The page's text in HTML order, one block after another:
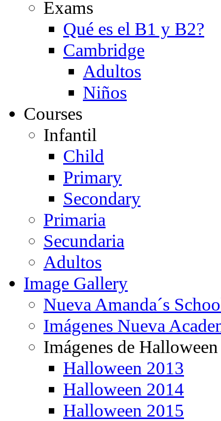
Exams
Qué es el B1 y B2?
Cambridge
Adultos
Niños
Courses
Infantil
Child
Primary
Secondary
Primaria
Secundaria
Adultos
Image Gallery
Nueva Amanda´s
Imágenes Nueva
Imágenes de Halloween
Halloween 2013
Halloween 2014
Halloween 2015